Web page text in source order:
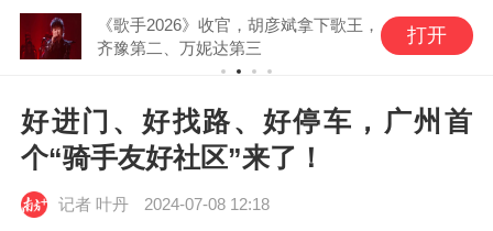
《歌手2026》收官，胡彦斌拿下歌王，
齐豫第二、万妮达第三
打开
好进门、好找路、好停车，广州首
个“骑手友好社区”来了！
记者 叶丹 2024-07-08 12:18